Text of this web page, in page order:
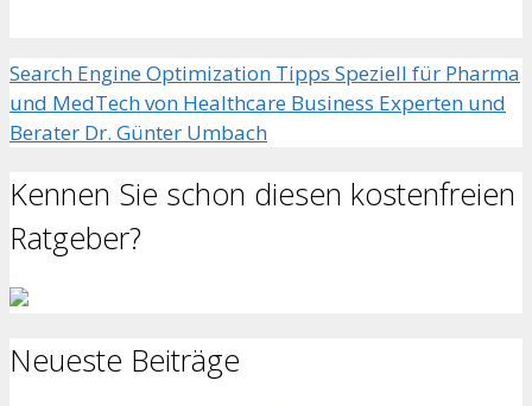
Search Engine Optimization Tipps Speziell für Pharma
und MedTech von Healthcare Business Experten und
Berater Dr. Günter Umbach
Kennen Sie schon diesen kostenfreien
Ratgeber?
Neueste Beiträge